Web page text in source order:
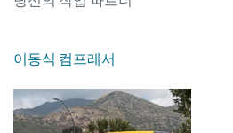
이동식 컴프레서